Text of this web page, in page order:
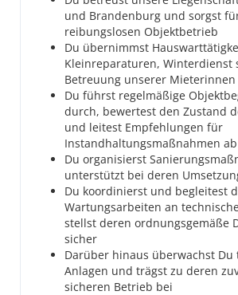
und Brandenburg und sorgst
reibungslosen Objektbetrieb
Du übernimmst
Kleinreparaturen, Winterdienst
Betreuung unserer
Du führst regelmäßige
durch, bewertest den Zustand
und leitest Empfehlungen für
Instandhaltungsmaßnahmen ab
Du organisierst
unterstützt bei deren
Du koordinierst und begleitest
Wartungsarbeiten an
stellst deren ordnungsgemäße
sicher
Darüber hinaus überwachst Du
Anlagen und trägst zu deren
sicheren Betrieb bei